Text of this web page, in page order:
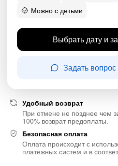
Можно с детьми
Выбрать дату и
Задать вопрос
Удобный возврат
При отмене не позднее чем
100% возврат предоплаты.
Безопасная оплата
Оплата происходит с
платежных систем и в